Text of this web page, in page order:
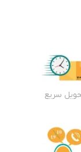
سریع